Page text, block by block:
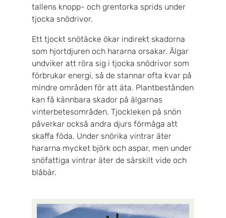
tallens knopp- och grentorka sprids under
tjocka snödrivor.
Ett tjockt snötäcke ökar indirekt skadorna
som hjortdjuren och hararna orsakar. Älgar
undviker att röra sig i tjocka snödrivor som
förbrukar energi, så de stannar ofta kvar på
mindre områden för att äta. Plantbestånden
kan få kännbara skador på älgarnas
vinterbetesområden. Tjockleken på snön
påverkar också andra djurs förmåga att
skaffa föda. Under snörika vintrar äter
hararna mycket björk och aspar, men under
snöfattiga vintrar äter de särskilt vide och
blåbär.